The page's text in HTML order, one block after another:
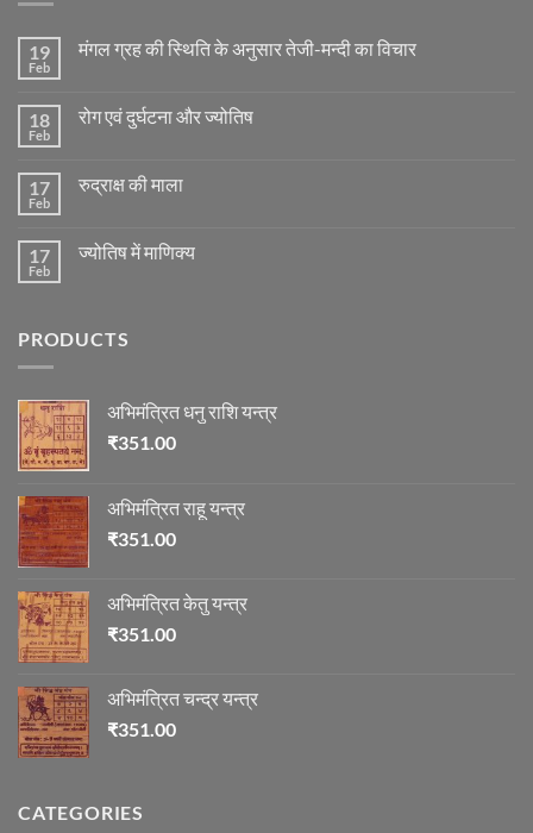
19
Feb
मंगल ग्रह की स्थिति के अनुसार तेजी-मन्दी का विचार
मंगल
के
अनुसार
विचार
18
Feb
रोग एवं दुर्घटना और ज्योतिष
रोग
ज्योतिष
17
Feb
रुद्राक्ष की माला
रुद्राक्ष
17
Feb
ज्योतिष में माणिक्य
में
PRODUCTS
अभिमंत्रित धनु राशि यन्त्र
₹351.00
अभिमंत्रित राहू यन्त्र
₹351.00
अभिमंत्रित केतु यन्त्र
₹351.00
अभिमंत्रित चन्द्र यन्त्र
₹351.00
CATEGORIES